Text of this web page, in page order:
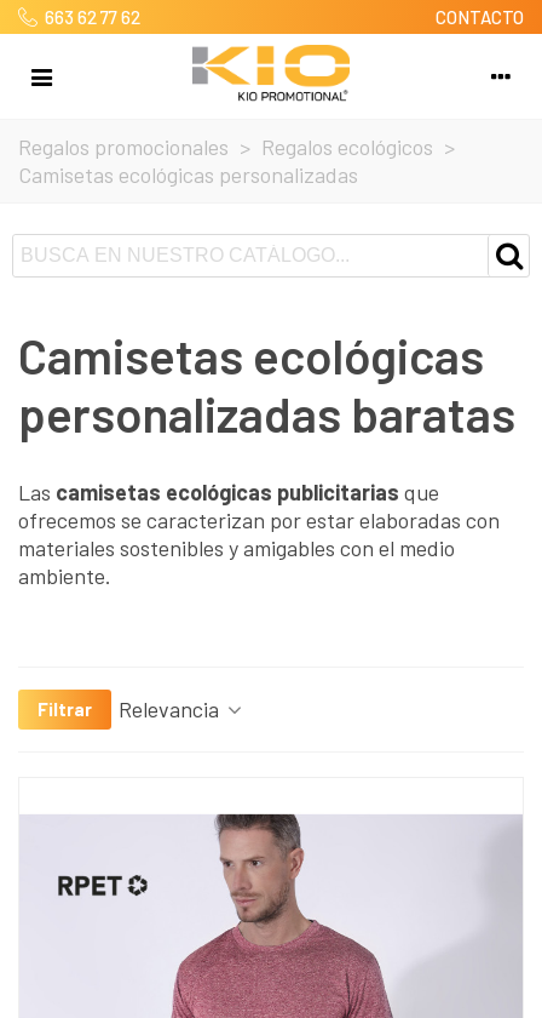
663 62 77 62 CONTACTO
Regalos promocionales > Regalos ecológicos >
Camisetas ecológicas personalizadas
Camisetas ecológicas
personalizadas baratas
Las camisetas ecológicas publicitarias que
ofrecemos se caracterizan por estar elaboradas con
materiales sostenibles y amigables con el medio
ambiente.
Filtrar Relevancia